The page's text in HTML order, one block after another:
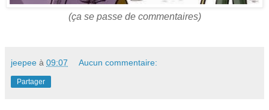
(ça se passe de commentaires)
jeepee à 09:07 Aucun commentaire:
Partager